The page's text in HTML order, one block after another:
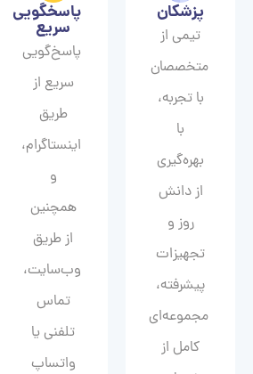
پزشکان
تیمی از
متخصصان
با تجربه،
با
بهره‌گیری
از دانش
روز و
تجهیزات
پیشرفته،
مجموعه‌ای
کامل از
پاسخگویی
سریع
پاسخ‌گویی
سریع از
طریق
اینستاگرام،
و
همچنین
از طریق
وب‌سایت،
تماس
تلفنی یا
واتساپ